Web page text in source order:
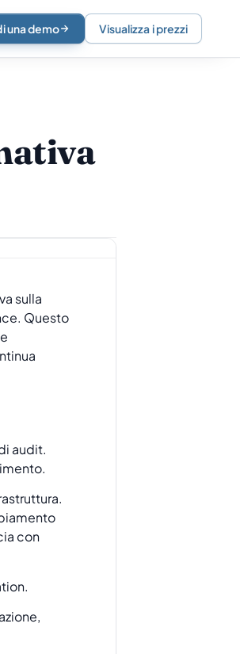
una demo Visualizza i prezzi
sulla
Questo
audit.
con